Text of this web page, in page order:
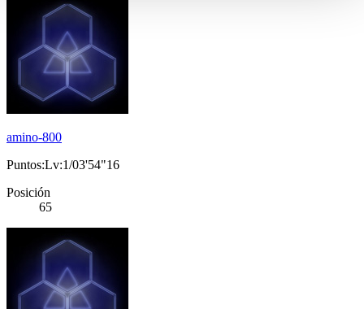
amino-800
Puntos:Lv:1/03'54"16
Posición
65